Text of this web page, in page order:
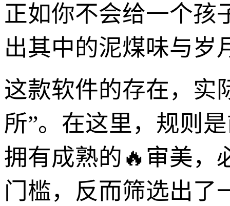
正如你不会给一个孩
出其中的泥煤味与岁
这款软件的存在，实
所”。在这里，规则
拥有成熟的🔥审美，
门槛，反而筛选出了